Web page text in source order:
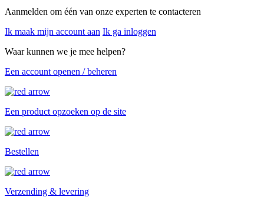
Aanmelden om één van onze experten te contacteren
Ik maak mijn account aan Ik ga inloggen
Waar kunnen we je mee helpen?
Een account openen / beheren
Een product opzoeken op de site
Bestellen
Verzending & levering